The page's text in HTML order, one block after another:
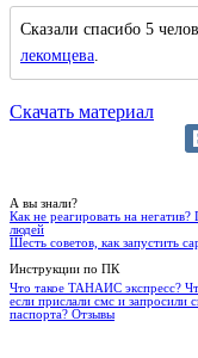
Сказали спасибо 5
лекомцева
Скачать материал
А вы знали?
Как не реагировать на
людей
Шесть советов, как запустить
Инструкции по ПК
Что такое ТАНАИС экспресс?
если прислали смс и запросили
паспорта? Отзывы